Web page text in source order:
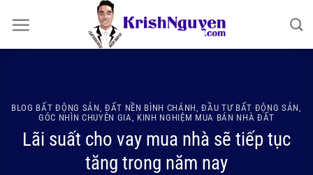
qua
nội
BLOG BẤT ĐỘNG SẢN ĐẤT NỀN BÌNH CHÁNH ,ĐẦU TƯ BẤT ĐỘNG SẢN
GÓC NHÌN CHUYÊN GIA
KINH NGHIỆM MUA BÁN NHÀ ĐẤT
Lãi suất cho vay mua nhà sẽ tiếp tục
tăng trong năm nay